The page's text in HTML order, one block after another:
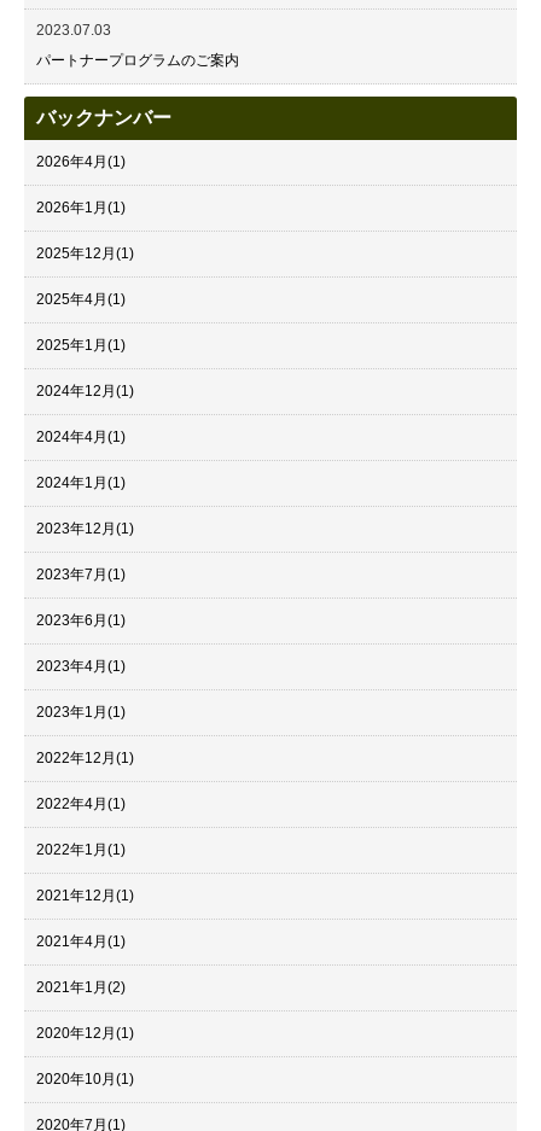
2023.07.03
パートナープログラムのご案内
バックナンバー
2026年4月 (1)
2026年1月 (1)
2025年12月 (1)
2025年4月 (1)
2025年1月 (1)
2024年12月 (1)
2024年4月 (1)
2024年1月 (1)
2023年12月 (1)
2023年7月 (1)
2023年6月 (1)
2023年4月 (1)
2023年1月 (1)
2022年12月 (1)
2022年4月 (1)
2022年1月 (1)
2021年12月 (1)
2021年4月 (1)
2021年1月 (2)
2020年12月 (1)
2020年10月 (1)
2020年7月 (1)